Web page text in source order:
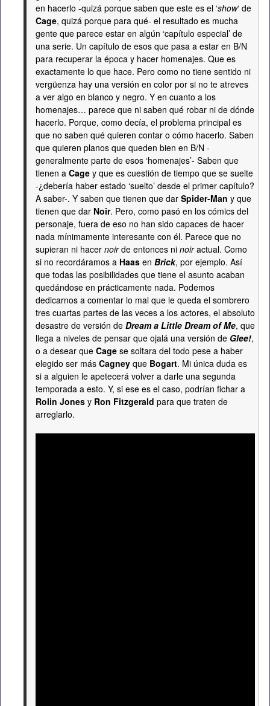
en hacerlo -quizá porque saben que este es el ‘show‘ de
Cage, quizá porque para qué- el resultado es mucha
gente que parece estar en algún ‘capítulo especial’ de
una serie. Un capítulo de esos que pasa a estar en B/N
para recuperar la época y hacer homenajes. Que es
exactamente lo que hace. Pero como no tiene sentido ni
vergüenza hay una versión en color por si no te atreves
a ver algo en blanco y negro. Y en cuanto a los
homenajes… parece que ni saben qué robar ni de dónde
hacerlo. Porque, como decía, el problema principal es
que no saben qué quieren contar o cómo hacerlo. Saben
que quieren planos que queden bien en B/N -
generalmente parte de esos ‘homenajes’- Saben que
tienen a Cage y que es cuestión de tiempo que se suelte
-¿debería haber estado ‘suelto’ desde el primer capítulo?
A saber-. Y saben que tienen que dar Spider-Man y que
tienen que dar Noir. Pero, como pasó en los cómics del
personaje, fuera de eso no han sido capaces de hacer
nada mínimamente interesante con él. Parece que no
supieran ni hacer noirde entonces ni noiractual. Como
si no recordáramos a Haas en Brick, por ejemplo. Así
que todas las posibilidades que tiene el asunto acaban
quedándose en prácticamente nada. Podemos
dedicarnos a comentar lo mal que le queda el sombrero
tres cuartas partes de las veces a los actores, el absoluto
desastre de versión de Dream a Little Dream of Me, que
llega a niveles de pensar que ojalá una versión de Glee!,
o a desear que Cage se soltara del todo pese a haber
elegido ser más Cagney que Bogart. Mi única duda es
si a alguien le apetecerá volver a darle una segunda
temporada a esto. Y, si ese es el caso, podrían fichar a
Rolin Jones y Ron Fitzgerald para que traten de
arreglarlo.